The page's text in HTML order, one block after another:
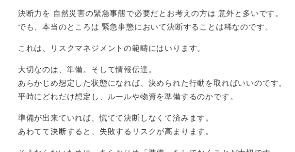
決断力を 自然災害の緊急事態で必要だとお考えの方は 意外と多いです。
でも、本当のところは 緊急事態において決断することは稀なのです。
これは、リスクマネジメントの範疇にはいります。
大切なのは、準備。そして情報伝達。
あらかじめ想定した状態になれば、決められた行動を取ればいいのです。
平時にどれだけ想定し、ルールや物資を準備するのかです。
準備が出来ていれば、慌てて決断しなくて済みます。
あわてて決断すると、失敗するリスクが高まります。